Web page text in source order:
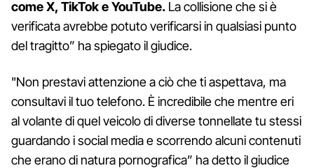
come X, TikTok e YouTube. La collisione che si è
verificata avrebbe potuto verificarsi in qualsiasi punto
del tragitto” ha spiegato il giudice.
"Non prestavi attenzione a ciò che ti aspettava, ma
consultavi il tuo telefono. È incredibile che mentre eri
al volante di quel veicolo di diverse tonnellate tu stessi
guardando i social media e scorrendo alcuni contenuti
che erano di natura pornografica” ha detto il giudice